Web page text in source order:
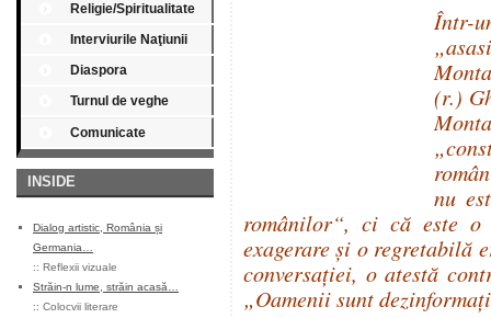
Religie/Spiritualitate
Interviurile Naţiunii
Diaspora
Turnul de veghe
Comunicate
INSIDE
Dialog artistic, România și
Germania…
:: Reflexii vizuale
Străin-n lume, străin acasă…
:: Colocvii literare
Într-
(r.)
nu
românilor“, ci că este
exagerare şi o regretabilă
conversaţiei, o atestă
„Oamenii sunt